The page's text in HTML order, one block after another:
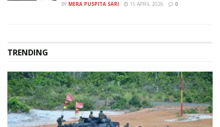
BY MERA PUSPITA SARI 15 APRIL 2026 0
TRENDING